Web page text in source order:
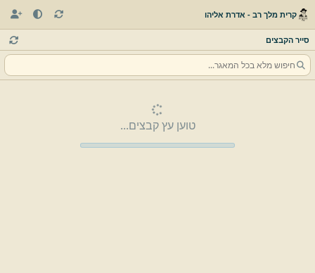
קרית מלך רב - אדרת אליהו
סייר הקבצים
טוען עץ קבצים...